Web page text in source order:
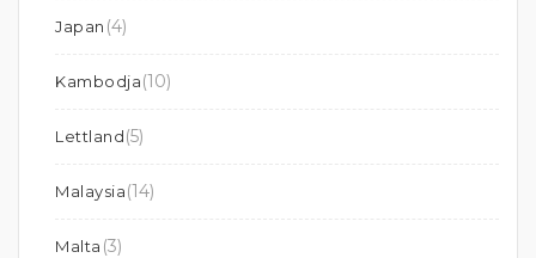
Japan (4)
Kambodja(10)
Lettland(5)
Malaysia(14)
Malta (3)